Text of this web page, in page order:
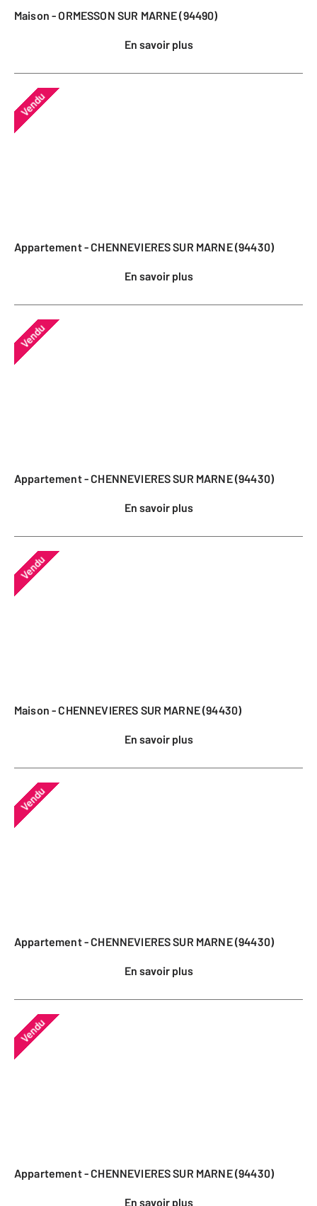
Maison - ORMESSON SUR MARNE (94490)
En savoir plus
Vendu
Appartement - CHENNEVIERES SUR MARNE (94430)
En savoir plus
Vendu
Appartement - CHENNEVIERES SUR MARNE (94430)
En savoir plus
Vendu
Maison - CHENNEVIERES SUR MARNE (94430)
En savoir plus
Vendu
Appartement - CHENNEVIERES SUR MARNE (94430)
En savoir plus
Vendu
Appartement - CHENNEVIERES SUR MARNE (94430)
En savoir plus